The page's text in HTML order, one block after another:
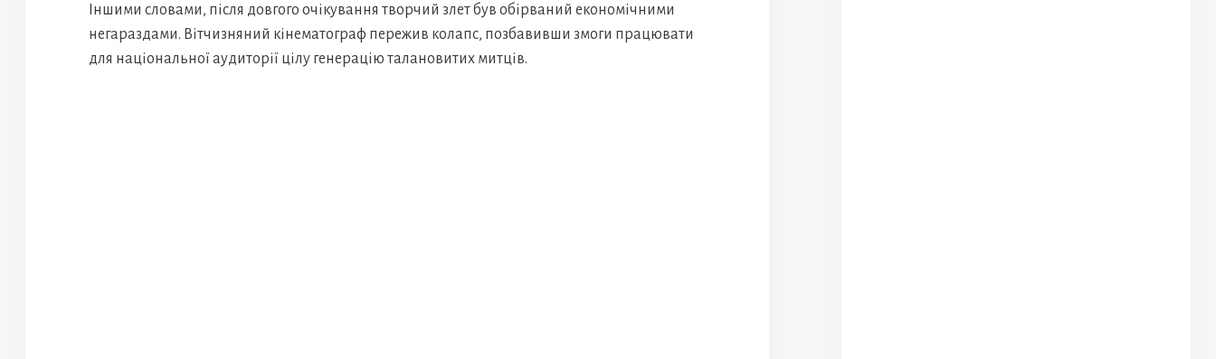
Іншими словами, після довгого очікування творчий злет був обірваний економічними
негараздами. Вітчизняний кінематограф пережив колапс, позбавивши змоги працювати
для національної аудиторії цілу генерацію талановитих митців.